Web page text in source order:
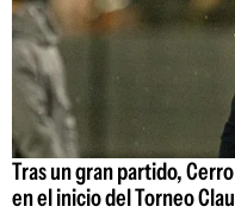
Tras un gran partido,
en el inicio del Torneo